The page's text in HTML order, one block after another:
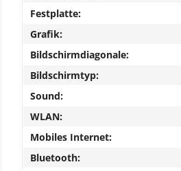
Festplatte:
Grafik:
Bildschirmdiagonale:
Bildschirmtyp:
Sound:
WLAN:
Mobiles Internet:
Bluetooth: